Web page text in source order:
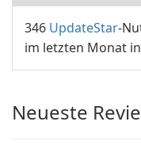
346 UpdateStar-
im letzten Monat
Neueste